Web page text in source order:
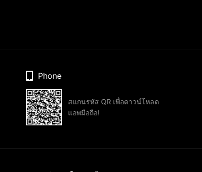
Phone
สแกนรหัส QR เพื่อดาวน์โหลด
แอพมือถือ!